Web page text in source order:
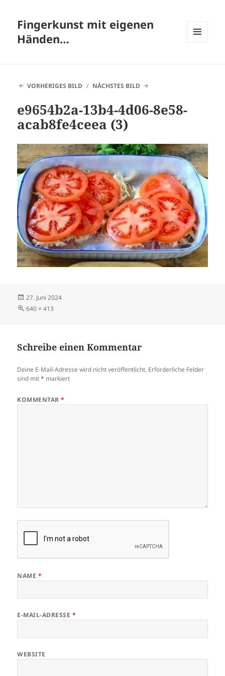
Fingerkunst mit eigenen
Händen…
VORHERIGES BILD NÄCHSTES BILD
e9654b2a-13b4-4d06-8e58-
acab8fe4ceea (3)
Veröffentlicht
am
27. Juni 2024
Volle
640 × 413
Schreibe einen Kommentar
Deine E-Mail-Adresse wird nicht veröffentlicht. Erforderliche Felder
sind mit* markiert
KOMMENTAR*
NAME *
E-MAIL-ADRESSE *
WEBSITE